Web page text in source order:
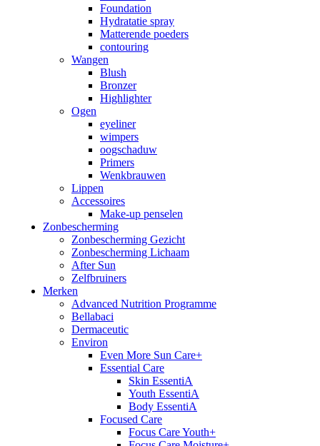
Foundation
Hydratatie spray
Matterende poeders
contouring
Wangen
Blush
Bronzer
Highlighter
Ogen
eyeliner
wimpers
oogschaduw
Primers
Wenkbrauwen
Lippen
Accessoires
Make-up penselen
Zonbescherming
Zonbescherming Gezicht
Zonbescherming Lichaam
After Sun
Zelfbruiners
Merken
Advanced Nutrition Programme
Bellabaci
Dermaceutic
Environ
Even More Sun Care+
Essential Care
Skin EssentiA
Youth EssentiA
Body EssentiA
Focused Care
Focus Care Youth+